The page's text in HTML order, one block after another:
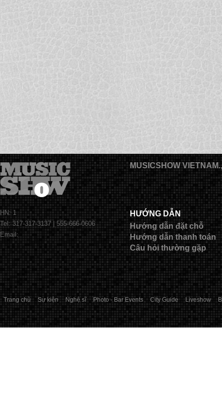
HN: 1
Tel: 317-317-3137 | 555-666-0606
Email:
MUSICSHOW VIETNAM.,
HƯỚNG DẪN
Hướng dẫn đặt chỗ
Hướng dẫn thanh toán
Câu hỏi thường gặp
Trang chủ Sự kiện Nghệ sĩ Photo - Bar Events City Guide Liveshow